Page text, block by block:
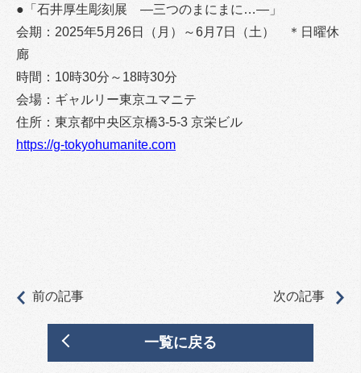
●「石井厚生彫刻展 ―三つのまにまに…―」
会期：2025年5月26日（月）～6月7日（土） ＊日曜休
廊
時間：10時30分～18時30分
会場：ギャルリー東京ユマニテ
住所：東京都中央区京橋3-5-3 京栄ビル
https://g-tokyohumanite.com
前の記事 次の記事
一覧に戻る